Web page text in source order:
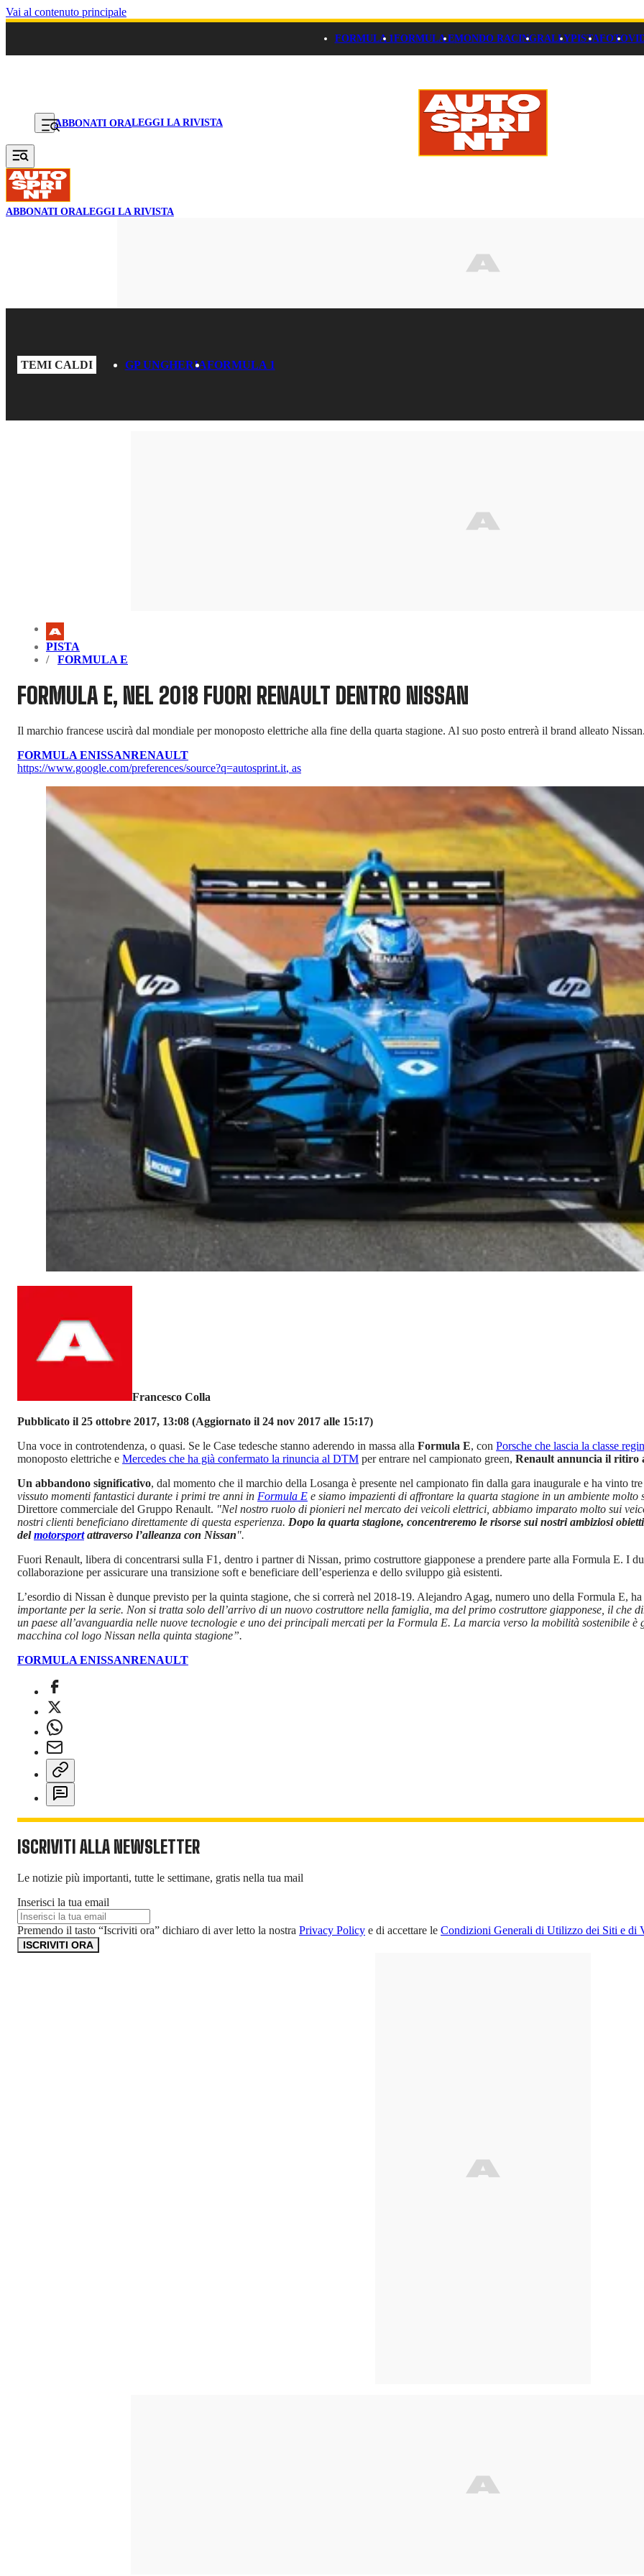
Vai al contenuto principale
FORMULA 1FORMULA EMONDO RACINGRALLYPISTAFOTO
ABBONATI ORALEGGI LA RIVISTA
ABBONATI ORALEGGI LA RIVISTA
TEMI CALDI GP UNGHERIAFORMULA 1
PISTA
FORMULA E
FORMULA E, NEL 2018 FUORI RENAULT DENTRO NISSAN
Il marchio francese uscirà dal mondiale per monoposto elettriche alla fine della quarta stagione. Al suo posto entrerà il brand alleato
FORMULA ENISSANRENAULT
https://www.google.com/preferences/source?q=autosprint.it, as
Francesco Colla
Pubblicato il 25 ottobre 2017, 13:08 (Aggiornato il 24 nov 2017 alle 15:17)
Una voce in controtendenza, o quasi. Se le Case tedesche stanno aderendo in massa alla Formula E, con Porsche che lascia la classe
monoposto elettriche e Mercedes che ha già confermato la rinuncia al DTM per entrare nel campionato green, Renault annuncia il ritiro
Un abbandono significativo, dal momento che il marchio della Losanga è presente nel campionato fin dalla gara inaugurale e ha vinto
vissuto momenti fantastici durante i primi tre anni in Formula E e siamo impazienti di affrontare la quarta stagione in un ambiente molto
Direttore commerciale del Gruppo Renault. "Nel nostro ruolo di pionieri nel mercato dei veicoli elettrici, abbiamo imparato molto sui
nostri clienti beneficiano direttamente di questa esperienza. Dopo la quarta stagione, concentreremo le risorse sui nostri ambiziosi
delmotorsportattraverso l’alleanza con Nissan".
Fuori Renault, libera di concentrarsi sulla F1, dentro i partner di Nissan, primo costruttore giapponese a prendere parte alla Formula E. I
collaborazione per assicurare una transizione soft e beneficiare dell’esperienza e dello sviluppo già esistenti.
L’esordio di Nissan è dunque previsto per la quinta stagione, che si correrà nel 2018-19. Alejandro Agag, numero uno della Formula E,
importante per la serie. Non si tratta solo dell’arrivo di un nuovo costruttore nella famiglia, ma del primo costruttore giapponese, il che
un paese all’avanguardia nelle nuove tecnologie e uno dei principali mercati per la Formula E. La marcia verso la mobilità sostenibile
macchina col logo Nissan nella quinta stagione”.
FORMULA ENISSANRENAULT
ISCRIVITI ALLA NEWSLETTER
Le notizie più importanti, tutte le settimane, gratis nella tua mail
Inserisci la tua email
Premendo il tasto “Iscriviti ora” dichiaro di aver letto la nostra Privacy Policy e di accettare le Condizioni Generali di Utilizzo dei Siti e di
ISCRIVITI ORA